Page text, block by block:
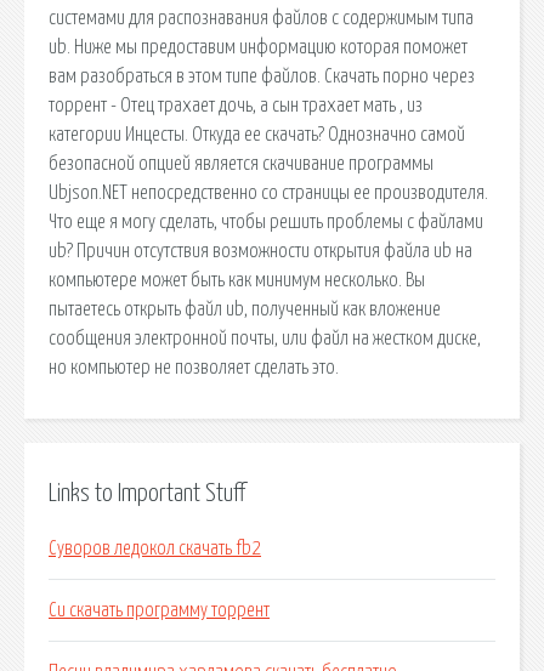
системами для распознавания файлов с содержимым типа
ub. Ниже мы предоставим информацию которая поможет
вам разобраться в этом типе файлов. Скачать порно через
торрент - Отец трахает дочь, а сын трахает мать , из
категории Инцесты. Откуда ее скачать? Однозначно самой
безопасной опцией является скачивание программы
Ubjson.NET непосредственно со страницы ее производителя.
Что еще я могу сделать, чтобы решить проблемы с файлами
ub? Причин отсутствия возможности открытия файла ub на
компьютере может быть как минимум несколько. Вы
пытаетесь открыть файл ub, полученный как вложение
сообщения электронной почты, или файл на жестком диске,
но компьютер не позволяет сделать это.
Links to Important Stuff
Суворов ледокол скачать fb2
Си скачать программу торрент